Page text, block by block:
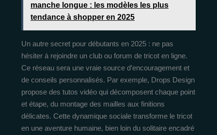
manche longue : les modèles les plus
tendance à shopper en 2025
Un autre secret pour débutants en 2025 : ne pas
hésiter à rejoindre un club ou forum de tricot en ligne.
Ce réseau sera une vraie source d’encouragement et
de conseils personnalisés. Par exemple, Drops Design
propose des tutos vidéo qui décomposent chaque point
et étape, du montage des mailles aux finitions
délicates. Cette dynamique sociale transforme le tricot
en une aventure humaine, bien loin du solitaire encadré